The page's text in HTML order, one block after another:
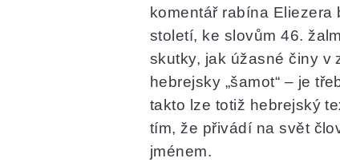
komentář rabína Eliezera
století, ke slovům 46.
skutky, jak úžasné činy v
hebrejsky „šamot“ – je
takto lze totiž hebrejský
tím, že přivádí na svět
jménem.